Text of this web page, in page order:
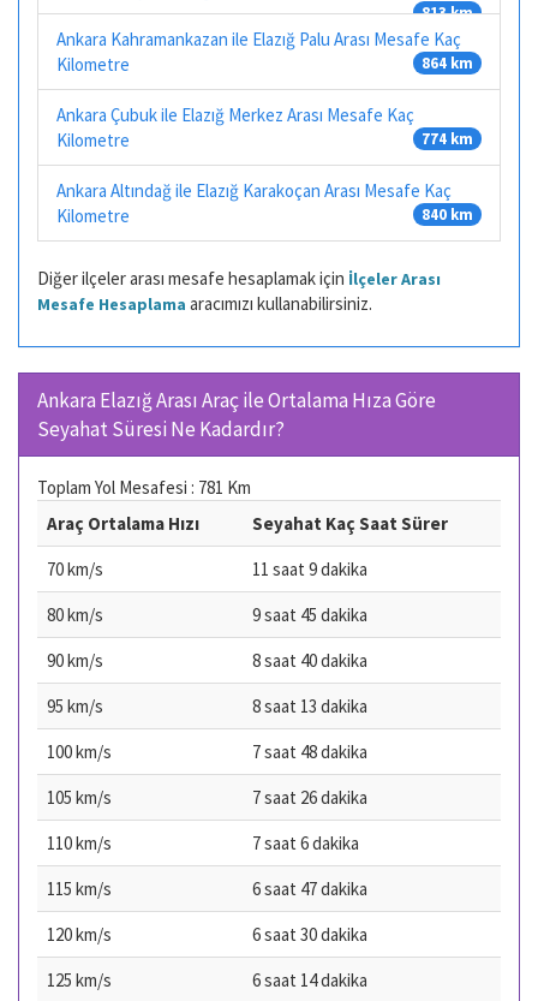
813 km
Ankara Kahramankazan ile Elazığ Palu Arası Mesafe Kaç
Kilometre
864 km
Ankara Çubuk ile Elazığ Merkez Arası Mesafe Kaç
Kilometre
774 km
Ankara Altındağ ile Elazığ Karakoçan Arası Mesafe Kaç
Kilometre
840 km
Diğer ilçeler arası mesafe hesaplamak için İlçeler Arası
Mesafe Hesaplama aracımızı kullanabilirsiniz.
Ankara Elazığ Arası Araç ile Ortalama Hıza Göre
Seyahat Süresi Ne Kadardır?
Toplam Yol Mesafesi : 781 Km
Araç Ortalama Hızı
Seyahat Kaç Saat Sürer
70 km/s
11 saat 9 dakika
80 km/s
9 saat 45 dakika
90 km/s
8 saat 40 dakika
95 km/s
8 saat 13 dakika
100 km/s
7 saat 48 dakika
105 km/s
7 saat 26 dakika
110 km/s
7 saat 6 dakika
115 km/s
6 saat 47 dakika
120 km/s
6 saat 30 dakika
125 km/s
6 saat 14 dakika